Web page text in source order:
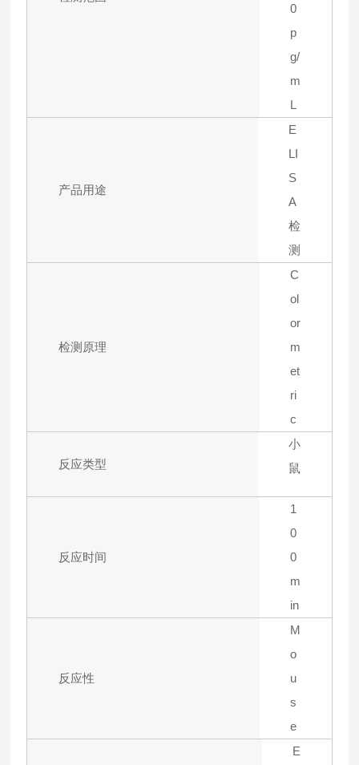
0
p
g/
m
L
产品用途
E
LI
S
A
检
测
检测原理
C
ol
or
m
et
ri
c
反应类型
小
鼠
反应时间
1
0
0
m
in
反应性
M
o
u
s
e
E